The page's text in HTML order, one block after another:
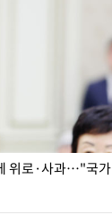
위로·사과…"국가